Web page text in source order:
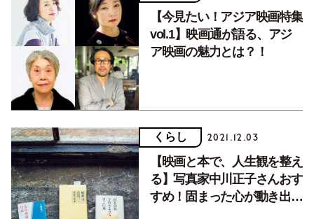
【今見たい！アジア映画特集
vol.1】映画通が語る、アジ
ア映画の魅力とは？！
くらし 2021.12.03
【映画と本で、人生観を整え
る】写真家中川正子さんおす
すめ！固まった心が動き出